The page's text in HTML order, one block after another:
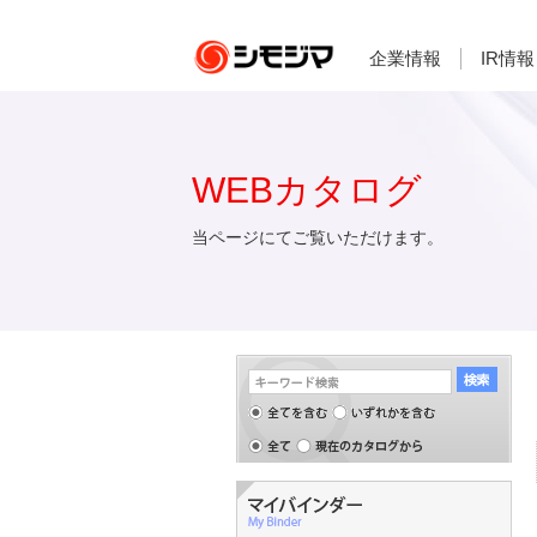
企業情報
IR情報
WEBカタログ
当ページにてご覧いただけます。